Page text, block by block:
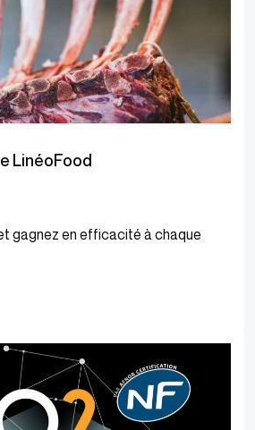
LinéoFood
gagnez en efficacité à chaque